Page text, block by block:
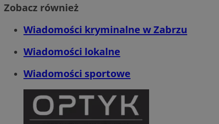
Zobacz również
Wiadomości kryminalne w Zabrzu
Wiadomości lokalne
Wiadomości sportowe